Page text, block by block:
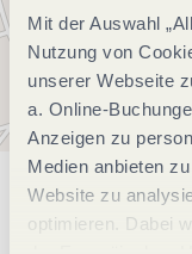
Mit der Auswahl
Nutzung von
unserer Webseite
a. Online-
Anzeigen zu
Medien anbieten
Website zu
optimieren. Dabei